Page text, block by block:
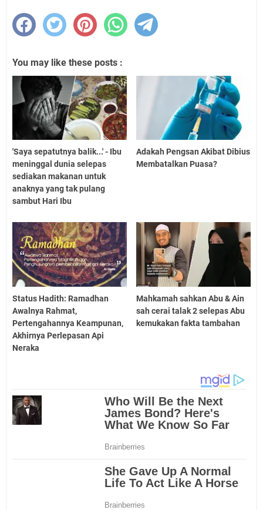
You may like these posts :
'Saya sepatutnya balik...' - Ibu
meninggal dunia selepas
sediakan makanan untuk
anaknya yang tak pulang
sambut Hari Ibu
Adakah Pengsan Akibat Dibius
Membatalkan Puasa?
Status Hadith: Ramadhan
Awalnya Rahmat,
Pertengahannya Keampunan,
Akhirnya Perlepasan Api
Neraka
Mahkamah sahkan Abu & Ain
sah cerai talak 2 selepas Abu
kemukakan fakta tambahan